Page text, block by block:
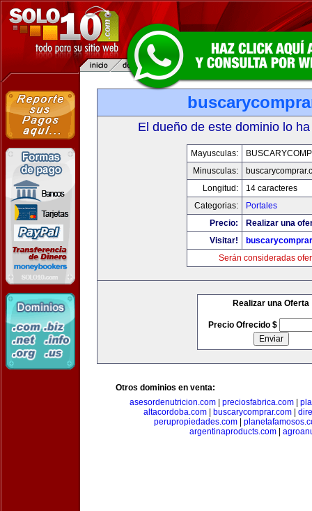
El dueño de este dominio lo
Mayusculas:
Minusculas:
Longitud:
14 caracteres
Categorias:
Portales
Precio:
Realizar una
Visitar!
Serán consideradas
Realizar una Oferta
Precio Ofrecido $
Otros dominios en venta:
asesordenutricion.com
preciosfabrica.com
altacordoba.com
buscarycomprar.com
perupropiedades.com
argentinaproducts.com|